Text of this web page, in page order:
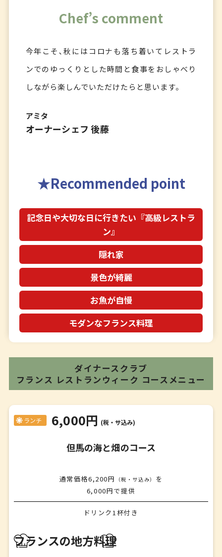
Chef’s comment
今年こそ､秋にはコロナも落ち着いてレストラ
ンでのゆっくりとした時間と食事をおしゃべり
しながら楽しんでいただけたらと思います。
アミタ
オーナーシェフ 後藤
Recommended point
記念日や大切な日に行きたい『高級レストラ
ン』
隠れ家
景色が綺麗
お魚が自慢
モダンなフランス料理
ダイナースクラブ
フランス レストランウィーク コースメニュー
ランチ 6,000円 (税・サ込み)
但馬の海と畑のコース
通常価格6,200円 （税・サ込み）
を
6,000円で提供
✤
ドリンク1杯付き
フランスの地方料理